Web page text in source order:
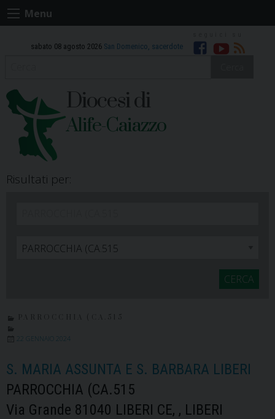
Skip
to
Menu
sabato 08 agosto 2026 San Domenico, sacerdote Facebook
Youtube
RSS
Diocesi di
Alife-Caiazzo
Risultati per:
CERCA
22 GENNAIO 2024
S. MARIA ASSUNTA E S. BARBARA LIBERI
PARROCCHIA (CA.515
Via Grande 81040 LIBERI CE, , LIBERI